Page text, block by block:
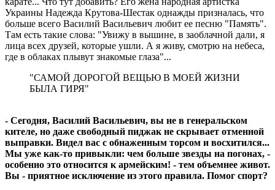
Украины Надежда Крутова-Шестак однажды призналась, что
больше всего Василий Васильевич любит ее песню "Память".
Там есть такие слова: "Увижу в вышине, в заоблачной дали, я
лица всех друзей, которые ушли. А я живу, смотрю на небеса,
где в облаках плывут знакомые глаза"...
"САМОЙ ДОРОГОЙ ВЕЩЬЮ В МОЕЙ ЖИЗНИ
БЫЛА ГИРЯ"
- Сегодня, Василий Васильевич, вы не в генеральском
кителе, но даже свободный пиджак не скрывает отменной
выправки. Видел вас с обнаженным торсом и восхитился...
Мы уже как-то привыкли: чем больше звезды на погонах, -
особенно это относится к армейским! - тем объемнее живот.
Вы - приятное исключение из этого правила. Помог спорт?